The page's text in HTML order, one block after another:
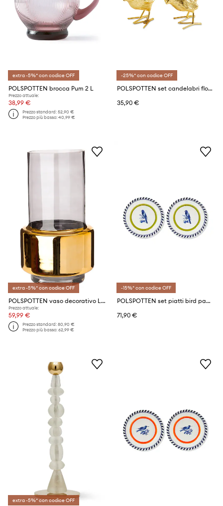
extra -5%* con codice OFF
POLSPOTTEN brocca Pum 2 L
Prezzo attuale:
38,99 €
Prezzo standard:52,90 €
Prezzo più basso:40,99 €
-25%* con codice OFF
POLSPOTTEN set candelabri flock of birds 12,5 x 5 x 7 cm pacco da 2
35,90 €
extra -5%* con codice OFF
POLSPOTTEN vaso decorativo Lobby M/34 cm
Prezzo attuale:
59,99 €
Prezzo standard:80,90 €
Prezzo più basso:62,99 €
-15%* con codice OFF
POLSPOTTEN set piatti bird patterned 27 cm pacco da 2
71,90 €
extra -5%* con codice OFF